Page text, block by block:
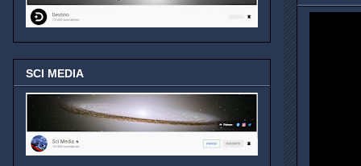
SCI MEDIA